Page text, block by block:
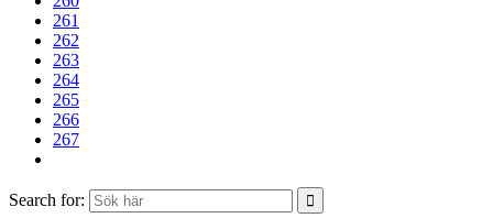
261
262
263
264
265
266
267
Search for: